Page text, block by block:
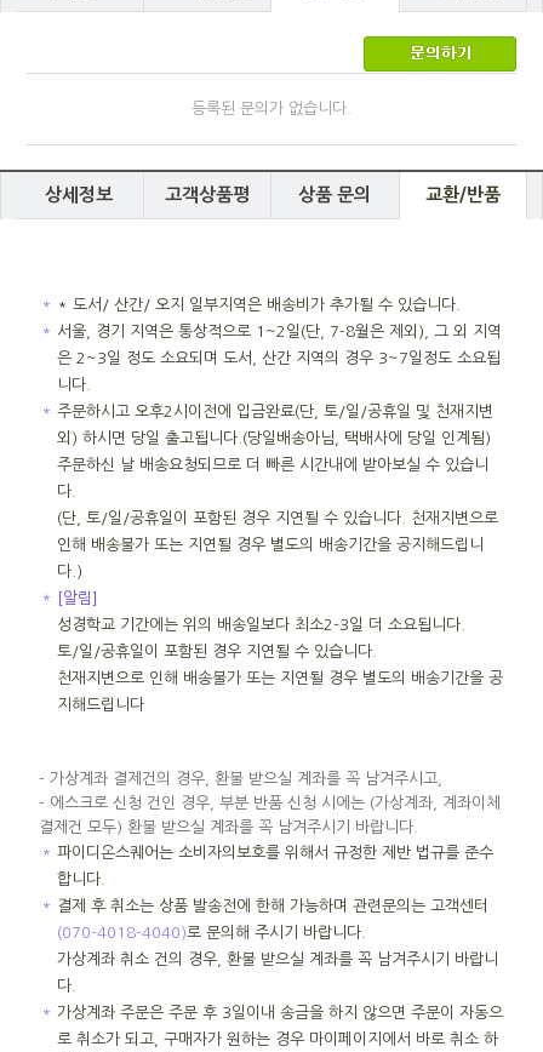
등록된 문의가 없습니다.
상세정보 고객상품평 상품 문의 교환/반품
＊
* 도서/ 산간/ 오지 일부지역은 배송비가 추가될 수 있습니다.
＊ 서울, 경기 지역은 통상적으로 1~2일(단, 7-8월은 제외), 그 외 지역
은 2~3일 정도 소요되며 도서, 산간 지역의 경우 3~7일정도 소요됩
니다.
＊ 주문하시고 오후2시이전에 입금완료(단, 토/일/공휴일 및 천재지변
외) 하시면 당일 출고됩니다.(당일배송아님, 택배사에 당일 인계됨)
주문하신 날 배송요청되므로 더 빠른 시간내에 받아보실 수 있습니
다.
(단, 토/일/공휴일이 포함된 경우 지연될 수 있습니다. 천재지변으로
인해 배송불가 또는 지연될 경우 별도의 배송기간을 공지해드립니
다.)
＊
[알림]
성경학교 기간에는 위의 배송일보다 최소2-3일 더 소요됩니다.
토/일/공휴일이 포함된 경우 지연될 수 있습니다.
천재지변으로 인해 배송불가 또는 지연될 경우 별도의 배송기간을 공
지해드립니다
- 가상계좌 결제건의 경우, 환불 받으실 계좌를 꼭 남겨주시고,
- 에스크로 신청 건인 경우, 부분 반품 신청 시에는 (가상계좌, 계좌이체
결제건 모두) 환불 받으실 계좌를 꼭 남겨주시기 바랍니다.
＊ 파이디온스퀘어는 소비자의보호를 위해서 규정한 제반 법규를 준수
합니다.
＊ 결제 후 취소는 상품 발송전에 한해 가능하며 관련문의는 고객센터
(070-4018-4040)로 문의해 주시기 바랍니다.
가상계좌 취소 건의 경우, 환불 받으실 계좌를 꼭 남겨주시기 바랍니
다.
＊ 가상계좌 주문은 주문 후 3일이내 송금을 하지 않으면 주문이 자동으
로 취소가 되고, 구매자가 원하는 경우 마이페이지에서 바로 취소 하